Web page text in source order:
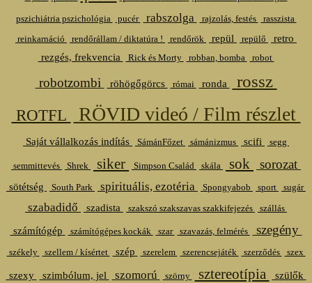
pszichiátria pszichológia pucér rabszolga rajzolás, festés
rasszista
reinkarnáció
rendőrállam / diktatúra ! rendőrök repül repülő
retro
rezgés, frekvencia
Rick és Morty robban, bomba robot
robotzombi röhögőgörcs római ronda rossz
ROTFL RÖVID videó / Film részlet
Saját vállalkozás indítás SámánFőzet sámánizmus scifi segg
semmittevés Shrek siker Simpson Család skála sok sorozat
sötétség South Park spirituális, ezotéria Spongyabob sport sugár
szabadidő szadista szakszó szakszavas szakkifejezés szállás
számítógép számítógépes kockák szar szavazás, felmérés szegény
székely szellem / kísértet szép szerelem szerencsejáték szerződés szex
szexy szimbólum, jel szomorú szörny sztereotípia
szülők